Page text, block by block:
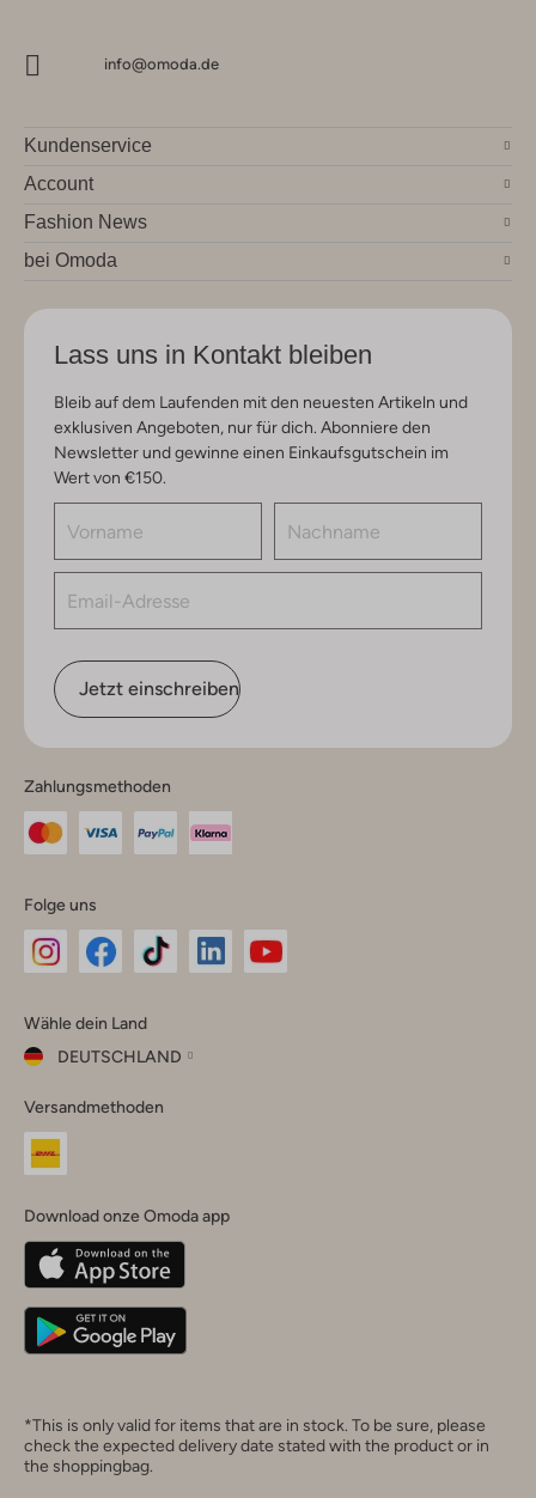
info@omoda.de
Kundenservice
Account
Fashion News
bei Omoda
Lass uns in Kontakt bleiben
Bleib auf dem Laufenden mit den neuesten Artikeln und
exklusiven Angeboten, nur für dich. Abonniere den
Newsletter und gewinne einen Einkaufsgutschein im
Wert von €150.
Jetzt einschreiben
Zahlungsmethoden
Folge uns
Instagram
Facebook
TikTok
Wähle dein Land
DEUTSCHLAND
dein
Land
Belgique(Français)
Deutschland
Versandmethoden
Download onze Omoda app
*This is only valid for items that are in stock. To be sure, please
check the expected delivery date stated with the product or in
the shoppingbag.